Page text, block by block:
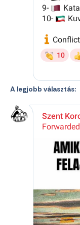
A legjobb választás: